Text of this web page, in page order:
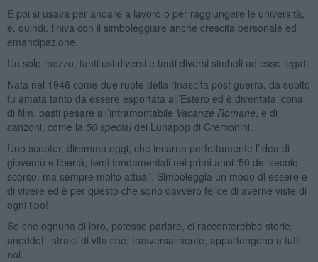
E poi si usava per andare a lavoro o per raggiungere le università,
e, quindi, finiva con il simboleggiare anche crescita personale ed
emancipazione.
Un solo mezzo, tanti usi diversi e tanti diversi simboli ad esso legati.
Nata nel 1946 come due ruote della rinascita post guerra, da subito
fu amata tanto da essere esportata all’Estero ed è diventata icona
di film, basti pesare all’intramontabile Vacanze Romane , e di
canzoni, come la 50 specialdei Lunapop di Cremonini.
Uno scooter, diremmo oggi, che incarna perfettamente l’idea di
gioventù e libertà, temi fondamentali nei primi anni ‘50 del secolo
scorso, ma sempre molto attuali. Simboleggia un modo di essere e
di vivere ed è per questo che sono davvero felice di averne viste di
ogni tipo!
So che ognuna di loro, potesse parlare, ci racconterebbe storie,
aneddoti, stralci di vita che, trasversalmente, appartengono a tutti
noi.